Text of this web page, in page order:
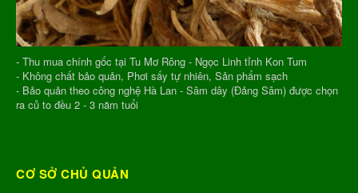
- Thu mua chính gốc tại Tu Mơ Rông - Ngọc Linh tỉnh Kon Tum
- Không chất bảo quản, Phơi sấy tự nhiên, Sản phẩm sạch
- Bảo quản theo công nghệ Hà Lan - Sâm dây (Đảng Sâm) được chọn
ra củ to đều 2 - 3 năm tuổi
CƠ SỞ CHỦ QUẢN